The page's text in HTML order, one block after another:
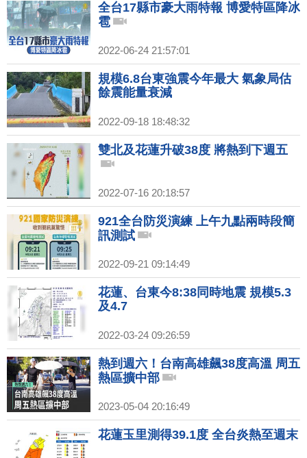
全台17縣市豪大雨特報 博愛特區降冰
雹
2022-06-24 21:57:01
規模6.8台東強震今年最大 氣象局估
餘震能量衰減
2022-09-18 18:48:32
雙北及花蓮升破38度 將熱到下週五
2022-07-16 20:18:57
921全台防災演練 上午九點兩時段簡
訊測試
2022-09-21 09:14:49
花蓮、台東今8:38同時地震 規模5.3
及4.7
2022-03-24 09:26:59
熱到週六！台南高雄飆38度高溫 周五
熱區擴中部
2023-05-04 20:16:49
花蓮玉里測得39.1度 全台炎熱至週末